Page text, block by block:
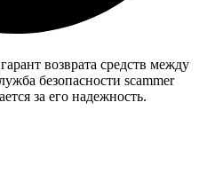
возврата средств между
безопасности scammer
за его надежность.